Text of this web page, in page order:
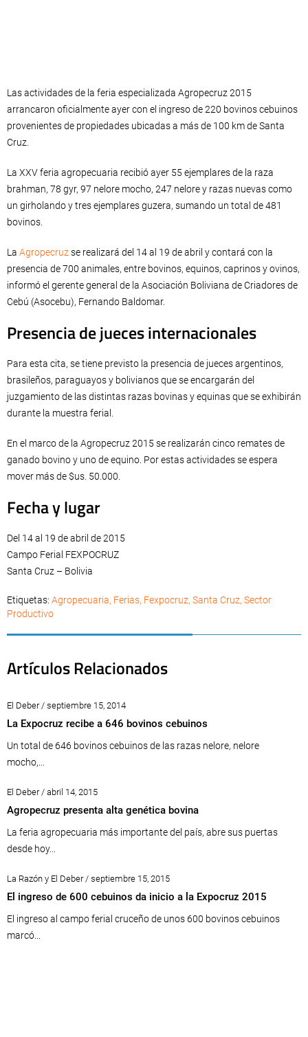
Las actividades de la feria especializada Agropecruz 2015
arrancaron oficialmente ayer con el ingreso de 220 bovinos cebuinos
provenientes de propiedades ubicadas a más de 100 km de Santa
Cruz.
La XXV feria agropecuaria recibió ayer 55 ejemplares de la raza
brahman, 78 gyr, 97 nelore mocho, 247 nelore y razas nuevas como
un girholando y tres ejemplares guzera, sumando un total de 481
bovinos.
La Agropecruzse realizará del 14 al 19 de abril y contará con la
presencia de 700 animales, entre bovinos, equinos, caprinos y ovinos,
informó el gerente general de la Asociación Boliviana de Criadores de
Cebú (Asocebu), Fernando Baldomar.
Presencia de jueces internacionales
Para esta cita, se tiene previsto la presencia de jueces argentinos,
brasileños, paraguayos y bolivianos que se encargarán del
juzgamiento de las distintas razas bovinas y equinas que se exhibirán
durante la muestra ferial.
En el marco de la Agropecruz 2015 se realizarán cinco remates de
ganado bovino y uno de equino. Por estas actividades se espera
mover más de $us. 50.000.
Fecha y lugar
Del 14 al 19 de abril de 2015
Campo Ferial FEXPOCRUZ
Santa Cruz – Bolivia
Etiquetas: Agropecuaria, Ferias, Fexpocruz, Santa Cruz, Sector
Productivo
Artículos Relacionados
El Deber / septiembre 15, 2014
La Expocruz recibe a 646 bovinos cebuinos
Un total de 646 bovinos cebuinos de las razas nelore, nelore
mocho,...
El Deber / abril 14, 2015
Agropecruz presenta alta genética bovina
La feria agropecuaria más importante del país, abre sus puertas
desde hoy...
La Razón y El Deber / septiembre 15, 2015
El ingreso de 600 cebuinos da inicio a la Expocruz 2015
El ingreso al campo ferial cruceño de unos 600 bovinos cebuinos
marcó...